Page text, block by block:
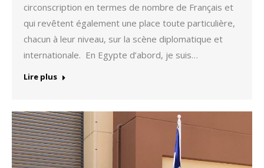
circonscription en termes de nombre de Français et
qui revêtent également une place toute particulière,
chacun à leur niveau, sur la scène diplomatique et
internationale. En Egypte d’abord, je suis…
Lire plus